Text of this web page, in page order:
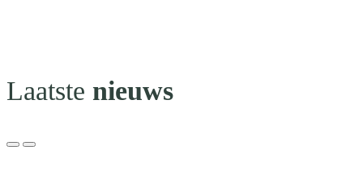
Laatste nieuws